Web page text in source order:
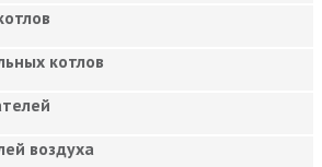
котлов
воздуха